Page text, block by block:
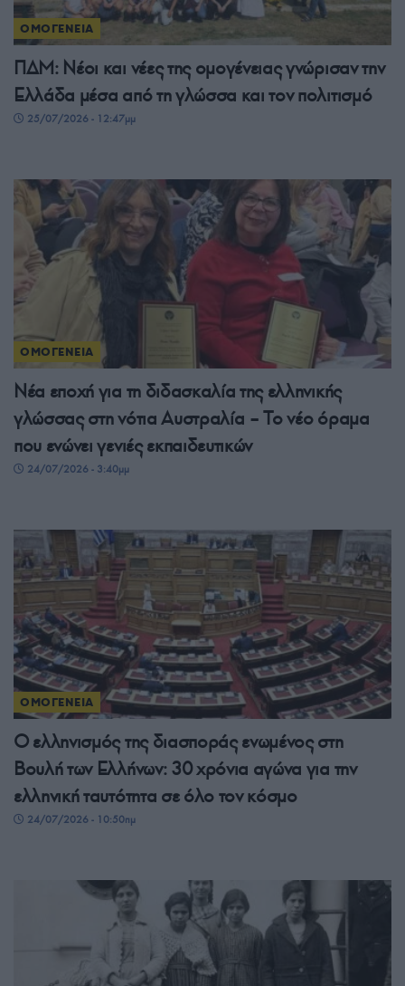
ΟΜΟΓΕΝΕΙΑ
ΠΔΜ: Νέοι και νέες της ομογένειας γνώρισαν την
Ελλάδα μέσα από τη γλώσσα και τον πολιτισμό
25/07/2026 - 12:47μμ
ΟΜΟΓΕΝΕΙΑ
Νέα εποχή για τη διδασκαλία της ελληνικής
γλώσσας στη νότια Αυστραλία – Το νέο όραμα
που ενώνει γενιές εκπαιδευτικών
24/07/2026 - 3:40μμ
ΟΜΟΓΕΝΕΙΑ
Ο ελληνισμός της διασποράς ενωμένος στη
Βουλή των Ελλήνων: 30 χρόνια αγώνα για την
ελληνική ταυτότητα σε όλο τον κόσμο
24/07/2026 - 10:50πμ